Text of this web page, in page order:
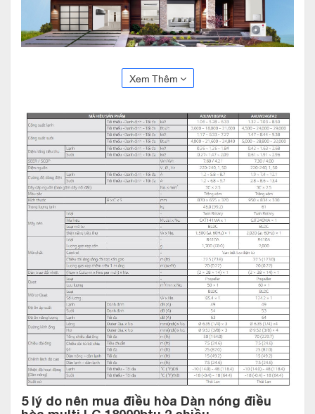
Dàn nóng điều hòa multi LG 18000btu
trần hoặc nối ống gió) thông thường được các gia đình lựa
chọn lắp đặt cho 2 phòng ngủ, 1 phòng khách.
Dàn nóng điều hòa LG 18000btu 2 chiều A3UW18GFA3 nói
riêng mang đến khả năng làm lạnh nhanh hơn 40% so với điều
hòa thông thường khác nhờ hiệu suất mạnh mẽ của máy nén
“kép” DUAL Inverter được tích hợp đến 2 motor nén đặt lệch
pha.
Điều hòa multi LG với công nghệ điều khiển nhiệt độ môi chất
lạnh theo nhiệt độ trong phòng, ngoài trời và thiết lập. Tính
năng này giúp tối ưu hoá hiệu quả sử dụng năng lượng nhờ
tiết kiệm tới 15% và tăng cường tối đa sự thoải mái trong
phòng ở các chế độ làm mát/sưởi ấm.
Tham khảo: Dàn nóng điều hòa multi 1 chiều LG
18000BTU A2UQ18GFD3
Xem Thêm
5 lý do nên mua điều hòa Dàn nóng điều